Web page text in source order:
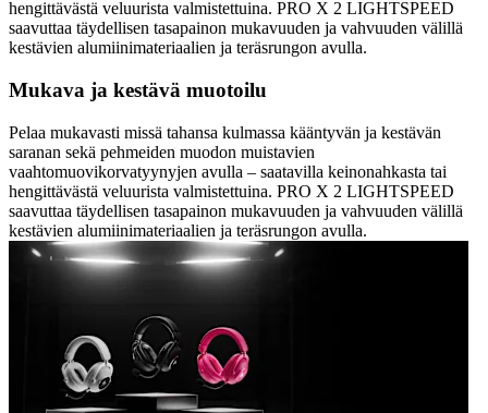
hengittävästä veluurista valmistettuina. PRO X 2 LIGHTSPEED
saavuttaa täydellisen tasapainon mukavuuden ja vahvuuden välillä
kestävien alumiinimateriaalien ja teräsrungon avulla.
Mukava ja kestävä muotoilu
Pelaa mukavasti missä tahansa kulmassa kääntyvän ja kestävän
saranan sekä pehmeiden muodon muistavien
vaahtomuovikorvatyynyjen avulla – saatavilla keinonahkasta tai
hengittävästä veluurista valmistettuina. PRO X 2 LIGHTSPEED
saavuttaa täydellisen tasapainon mukavuuden ja vahvuuden välillä
kestävien alumiinimateriaalien ja teräsrungon avulla.